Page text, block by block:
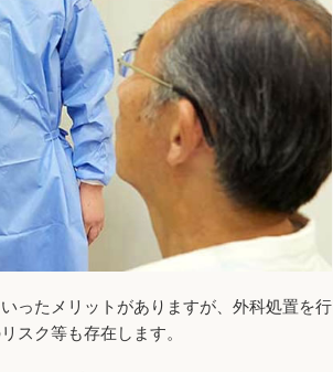
ったメリットがありますが、外科処置を行
スク等も存在します。